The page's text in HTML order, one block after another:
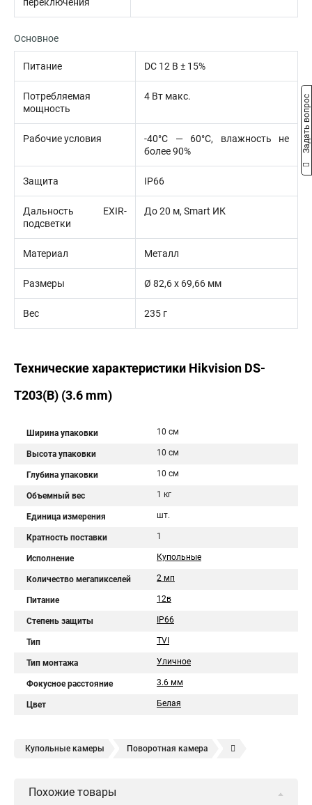
Основное
Питание DC 12 В ± 15%
Потребляемая
мощность
4 Вт макс.
Рабочие условия
-40°С — 60°С, влажность не
более 90%
Защита IP66
Дальность EXIR-
подсветки
До 20 м, Smart ИК
Материал Металл
Размеры Ø 82,6 х 69,66 мм
Вес 235 г
Технические характеристики Hikvision DS-
T203(B) (3.6 mm)
Ширина упаковки 10 см
Высота упаковки 10 см
Глубина упаковки 10 см
Объемный вес 1 кг
Единица измерения шт.
Кратность поставки 1
Исполнение Купольные
Количество мегапикселей 2 мп
Питание 12в
Степень защиты IP66
Тип TVI
Тип монтажа Уличное
Фокусное расстояние 3.6 мм
Цвет Белая
Купольные камеры Поворотная камера
Камера видеонаблюдения hikvision
Похожие товары
Задать вопрос